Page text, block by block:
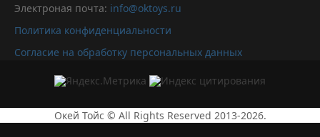
Электроная почта: info@oktoys.ru
Политика конфиденциальности
Согласие на обработку персональных данных
Окей Тойс © All Rights Reserved 2013-2026.